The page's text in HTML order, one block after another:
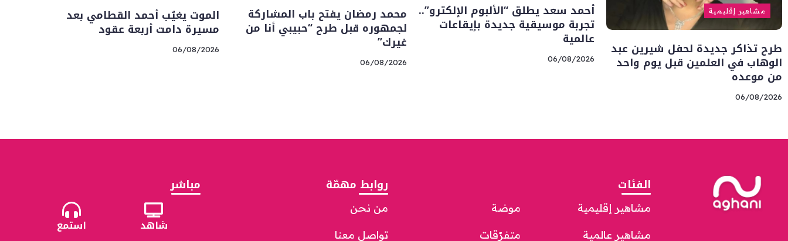
مشاهير إقليمية
طرح تذاكر جديدة لحفل شيرين عبد
الوهاب في العلمين قبل يوم واحد
من موعده
06/08/2026
أحمد سعد يطلق “الألبوم الإلكترو”..
تجربة موسيقية جديدة بإيقاعات
عالمية
06/08/2026
محمد رمضان يفتح باب المشاركة
لجمهوره قبل طرح “حبيبي أنا من
غيرك”
06/08/2026
الموت يغيّب أحمد القطامي بعد
مسيرة دامت أربعة عقود
06/08/2026
الفئات
مشاهير إقليمية
مشاهير عالمية
موضة
متفرّقات
روابط مهمّة
من نحن
تواصل معنا
مباشر
شاهد استمع